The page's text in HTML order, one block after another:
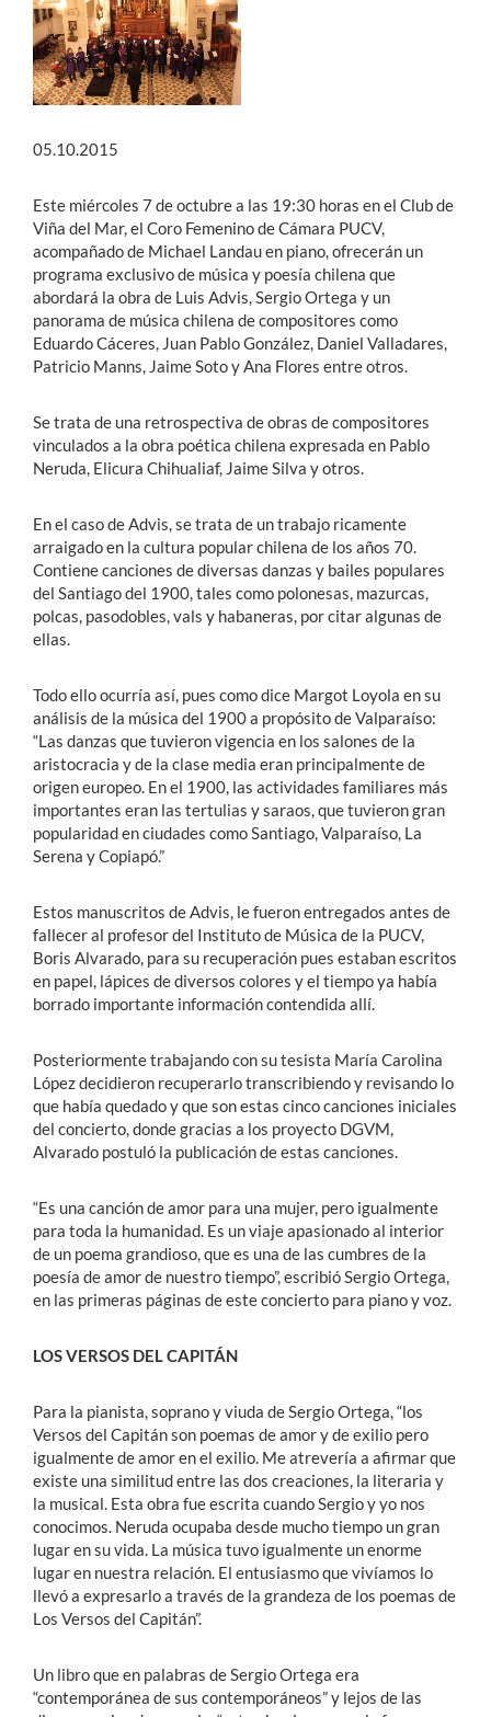
English
05.10.2015
Este miércoles 7 de octubre a las 19:30 horas en el Club de
Viña del Mar, el Coro Femenino de Cámara PUCV,
acompañado de Michael Landau en piano, ofrecerán un
programa exclusivo de música y poesía chilena que
abordará la obra de Luis Advis, Sergio Ortega y un
panorama de música chilena de compositores como
Eduardo Cáceres, Juan Pablo González, Daniel Valladares,
Patricio Manns, Jaime Soto y Ana Flores entre otros.
Se trata de una retrospectiva de obras de compositores
vinculados a la obra poética chilena expresada en Pablo
Neruda, Elicura Chihualiaf, Jaime Silva y otros.
En el caso de Advis, se trata de un trabajo ricamente
arraigado en la cultura popular chilena de los años 70.
Contiene canciones de diversas danzas y bailes populares
del Santiago del 1900, tales como polonesas, mazurcas,
polcas, pasodobles, vals y habaneras, por citar algunas de
ellas.
Todo ello ocurría así, pues como dice Margot Loyola en su
análisis de la música del 1900 a propósito de Valparaíso:
“Las danzas que tuvieron vigencia en los salones de la
aristocracia y de la clase media eran principalmente de
origen europeo. En el 1900, las actividades familiares más
importantes eran las tertulias y saraos, que tuvieron gran
popularidad en ciudades como Santiago, Valparaíso, La
Serena y Copiapó.”
Estos manuscritos de Advis, le fueron entregados antes de
fallecer al profesor del Instituto de Música de la PUCV,
Boris Alvarado, para su recuperación pues estaban escritos
en papel, lápices de diversos colores y el tiempo ya había
borrado importante información contendida allí.
Posteriormente trabajando con su tesista María Carolina
López decidieron recuperarlo transcribiendo y revisando lo
que había quedado y que son estas cinco canciones iniciales
del concierto, donde gracias a los proyecto DGVM,
Alvarado postuló la publicación de estas canciones.
“Es una canción de amor para una mujer, pero igualmente
para toda la humanidad. Es un viaje apasionado al interior
de un poema grandioso, que es una de las cumbres de la
poesía de amor de nuestro tiempo”, escribió Sergio Ortega,
en las primeras páginas de este concierto para piano y voz.
LOS VERSOS DEL CAPITÁN
Para la pianista, soprano y viuda de Sergio Ortega, “los
Versos del Capitán son poemas de amor y de exilio pero
igualmente de amor en el exilio. Me atrevería a afirmar que
existe una similitud entre las dos creaciones, la literaria y
la musical. Esta obra fue escrita cuando Sergio y yo nos
conocimos. Neruda ocupaba desde mucho tiempo un gran
lugar en su vida. La música tuvo igualmente un enorme
lugar en nuestra relación. El entusiasmo que vivíamos lo
llevó a expresarlo a través de la grandeza de los poemas de
Los Versos del Capitán”.
Un libro que en palabras de Sergio Ortega era
“contemporánea de sus contemporáneos” y lejos de las